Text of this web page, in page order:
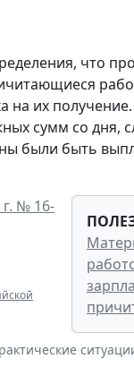
что
на их
сумм со дня,
были быть
№ 16-